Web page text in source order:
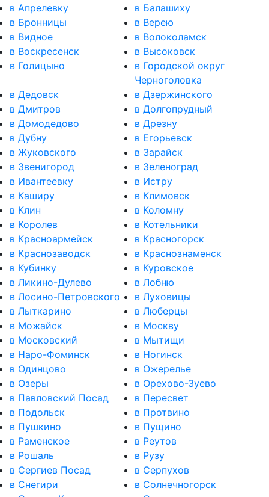
в Апрелевку
в Балашиху
в Бронницы
в Верею
в Видное
в Волоколамск
в Воскресенск
в Высоковск
в Голицыно
в Городской округ
Черноголовка
в Дедовск
в Дзержинского
в Дмитров
в Долгопрудный
в Домодедово
в Дрезну
в Дубну
в Егорьевск
в Жуковского
в Зарайск
в Звенигород
в Зеленоград
в Ивантеевку
в Истру
в Каширу
в Климовск
в Клин
в Коломну
в Королев
в Котельники
в Красноармейск
в Красногорск
в Краснозаводск
в Краснознаменск
в Кубинку
в Куровское
в Ликино-Дулево
в Лобню
в Лосино-Петровского
в Луховицы
в Лыткарино
в Люберцы
в Можайск
в Москву
в Московский
в Мытищи
в Наро-Фоминск
в Ногинск
в Одинцово
в Ожерелье
в Озеры
в Орехово-Зуево
в Павловский Посад
в Пересвет
в Подольск
в Протвино
в Пушкино
в Пущино
в Раменское
в Реутов
в Рошаль
в Рузу
в Сергиев Посад
в Серпухов
в Снегири
в Солнечногорск